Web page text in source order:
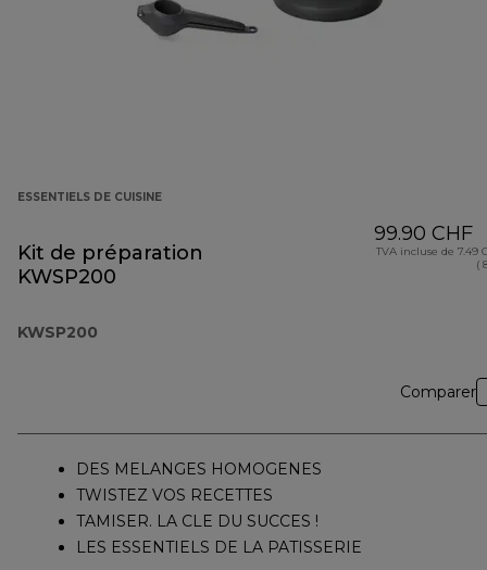
ESSENTIELS DE CUISINE
Kit de préparation
KWSP200
KWSP200
99.90 CHF
TVA incluse de 7.49
(
Comparer
DES MELANGES HOMOGENES
TWISTEZ VOS RECETTES
TAMISER. LA CLE DU SUCCES !
LES ESSENTIELS DE LA PATISSERIE